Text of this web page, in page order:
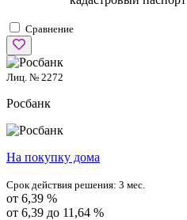
Сравнение
Лиц. № 2272
Росбанк
На покупку дома
Срок действия решения: 3 мес.
от 6,39 %
от 6,39 до 11,64 %